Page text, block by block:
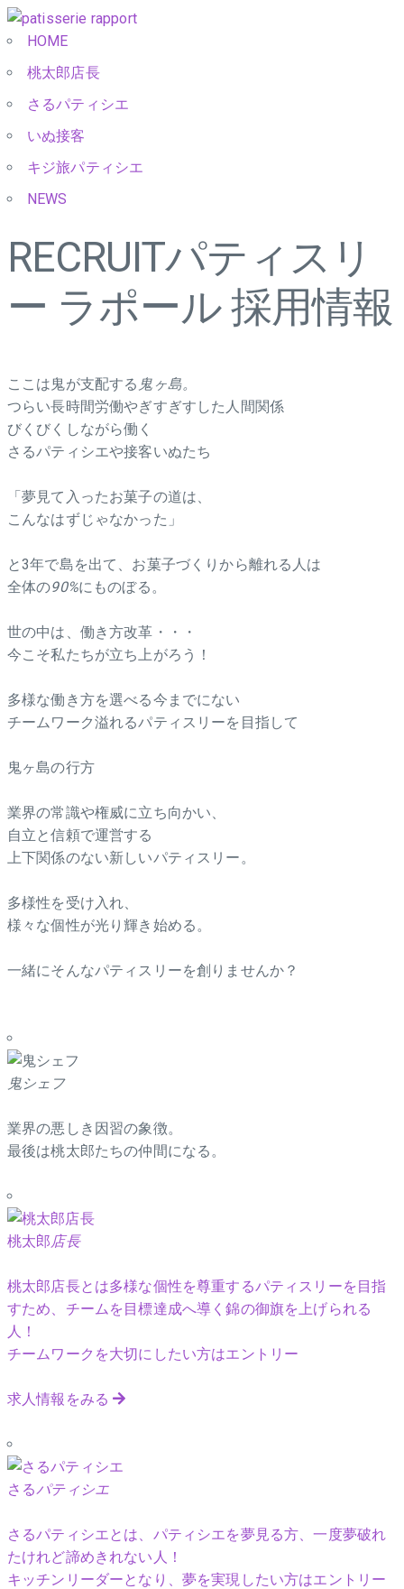
HOME
桃太郎店長
さるパティシエ
いぬ接客
キジ旅パティシエ
NEWS
RECRUITパティスリ
ー ラポール 採用情報
ここは鬼が支配する 鬼ヶ島。
つらい長時間労働やぎすぎすした人間関係
びくびくしながら働く
さるパティシエや接客いぬたち
「夢見て入ったお菓子の道は、
こんなはずじゃなかった」
と3年で島を出て、お菓子づくりから離れる人は
全体の90%にものぼる。
世の中は、働き方改革・・・
今こそ私たちが立ち上がろう！
多様な働き方を選べる今までにない
チームワーク溢れるパティスリーを目指して
鬼ヶ島の行方
業界の常識や権威に立ち向かい、
自立と信頼で運営する
上下関係のない新しいパティスリー。
多様性を受け入れ、
様々な個性が光り輝き始める。
一緒にそんなパティスリーを創りませんか？
鬼シェフ
業界の悪しき因習の象徴。
最後は桃太郎たちの仲間になる。
桃太郎店長
桃太郎店長とは多様な個性を尊重するパティスリーを目指
すため、チームを目標達成へ導く錦の御旗を上げられる
人！
チームワークを大切にしたい方はエントリー
求人情報をみる
さるパティシエ
さるパティシエとは、パティシエを夢見る方、一度夢破れ
たけれど諦めきれない人！
キッチンリーダーとなり、夢を実現したい方はエントリー